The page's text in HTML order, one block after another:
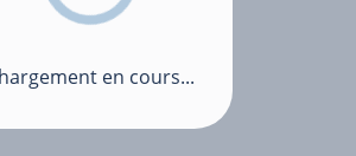
en cours...